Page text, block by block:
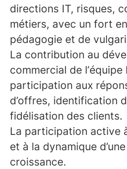
directions IT, risques,
métiers, avec un fort
pédagogie et de
La contribution au
commercial de l’équipe
participation aux
d’offres, identification
fidélisation des clients.
La participation active
et à la dynamique
croissance.